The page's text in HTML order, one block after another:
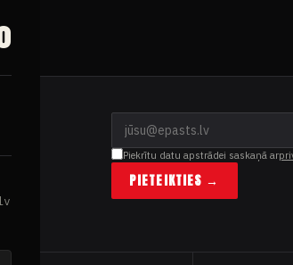
Piekrītu datu apstrādei saskaņā ar
PIETEIKTIES →